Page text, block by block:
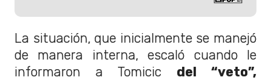
La situación, que inicialmente se manejó
de manera interna, escaló cuando le
informaron a Tomicic del “veto”,